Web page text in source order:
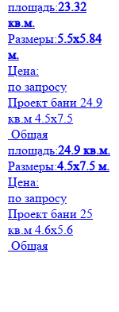
площадь:23.32
кв.м.
Размеры:5.5х5.84
м.
Цена:
по запросу
Проект бани 24.9
кв.м 4.5х7.5
Общая
площадь:24.9 кв.м.
Размеры:4.5х7.5 м.
Цена:
по запросу
Проект бани 25
кв.м 4.6х5.6
Общая